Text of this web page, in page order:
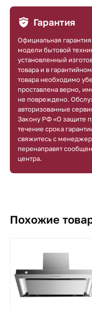
Гарантия
Официальная
модели бытовой
установленный
товара и в
товара необходимо
проставлена верно,
не повреждено.
авторизованные
Закону РФ «О защите
течение срока
свяжитесь с
перенаправят
центра.
Похожие